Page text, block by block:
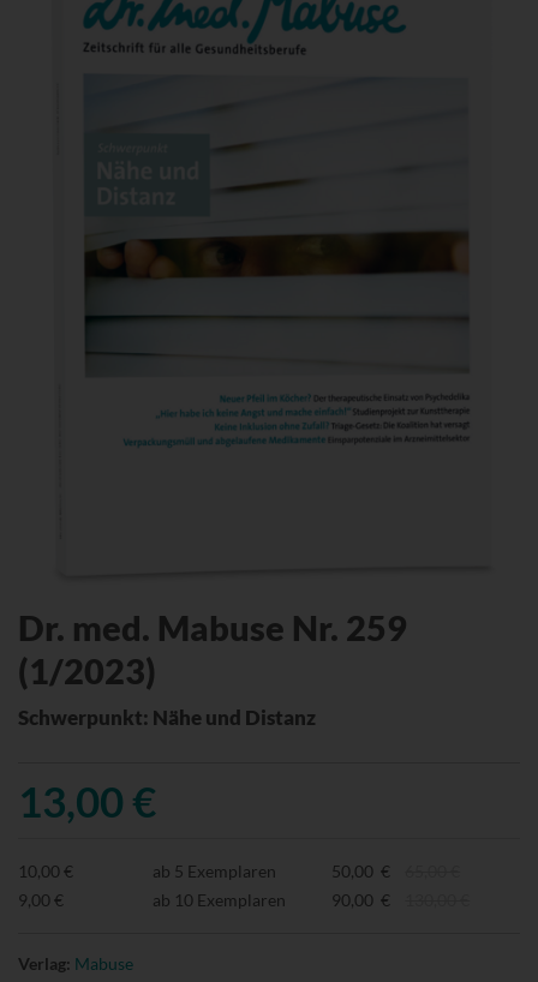
Dr. med. Mabuse Nr. 259
(1/2023)
Schwerpunkt: Nähe und Distanz
13,00 €
10,00 € ab 5 Exemplaren 50,00 €
9,00 €
ab 10 Exemplaren 90,00 €
Verlag: Mabuse